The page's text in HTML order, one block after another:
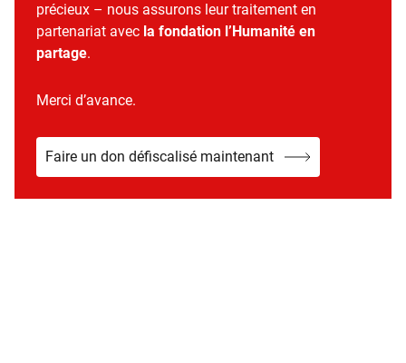
précieux – nous assurons leur traitement en
partenariat avec la fondation l’Humanité en
partage.
Merci d’avance.
Faire un don défiscalisé maintenant